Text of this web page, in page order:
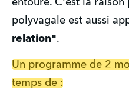
polyvagale est aussi
relation".
Un programme de 2
temps de :